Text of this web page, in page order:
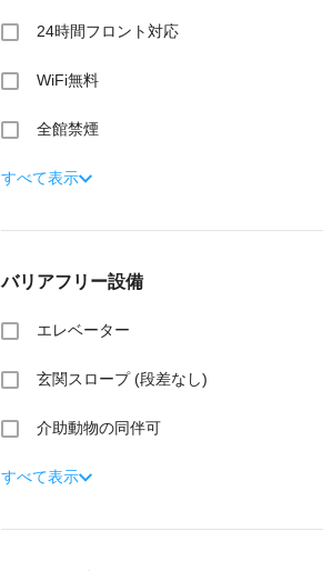
24時間フロント対応
WiFi無料
全館禁煙
すべて表示
バリアフリー設備
エレベーター
玄関スロープ (段差なし)
介助動物の同伴可
すべて表示